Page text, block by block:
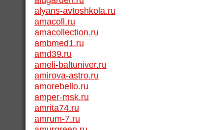
alyans-avtoshkola.ru
amacoll.ru
amacollection.ru
ambmed1.ru
amd39.ru
ameli-baltuniver.ru
amirova-astro.ru
amorebello.ru
amper-msk.ru
amrita74.ru
amrum-7.ru